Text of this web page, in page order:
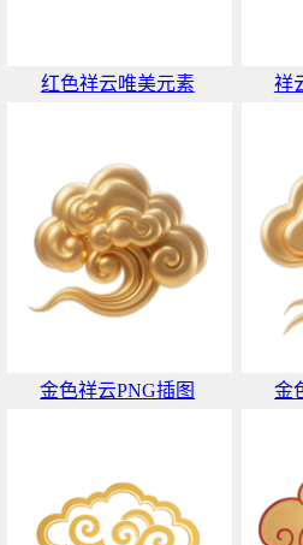
红色祥云唯美元素 祥
金色祥云PNG插图 金